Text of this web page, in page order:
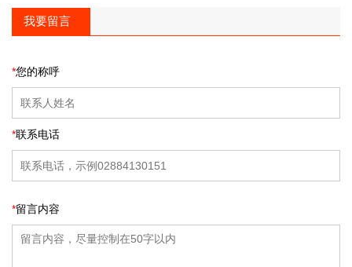
我要留言
*您的称呼
*联系电话
*留言内容